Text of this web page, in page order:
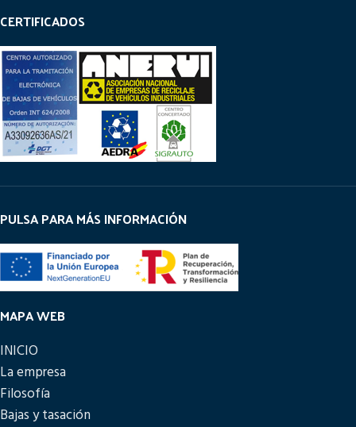
CERTIFICADOS
PULSA PARA MÁS INFORMACIÓN
MAPA WEB
INICIO
La empresa
Filosofía
Bajas y tasación